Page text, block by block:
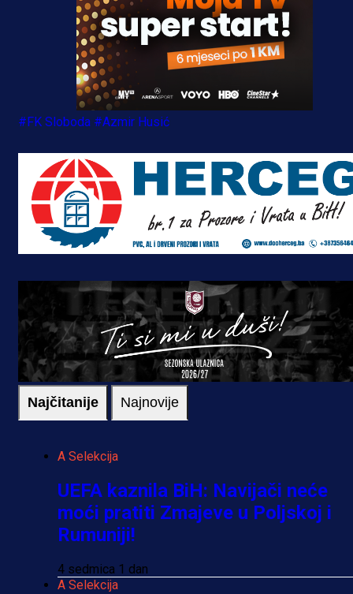
#FK Sloboda #Azmir Husić
Najčitanije Najnovije
A Selekcija
UEFA kaznila BiH: Navijači neće
moći pratiti Zmajeve u Poljskoj i
Rumuniji!
4 sedmica 1 dan
A Selekcija